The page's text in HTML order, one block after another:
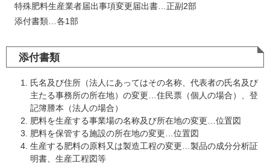
特殊肥料生産業者届出事項変更届出書…正副2部
添付書類…各1部
添付書類
氏名及び住所（法人にあってはその名称、代表者の氏名及び
主たる事務所の所在地）の変更…住民票（個人の場合）、登
記簿謄本（法人の場合）
肥料を生産する事業場の名称及び所在地の変更…位置図
肥料を保管する施設の所在地の変更…位置図
生産する肥料の原料又は製造工程の変更…製品の成分分析証
明書、生産工程図等